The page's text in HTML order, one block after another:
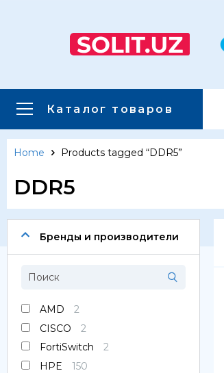
Каталог товаров
Каталог товаров
Сервера
Оперативная память
Home Products tagged “DDR5”
DDR5
Бренды и производители
AMD
2
CISCO
2
FortiSwitch
2
HPE
150